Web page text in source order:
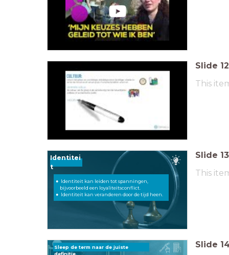
Slide 12
This
Identitei
t
Identiteit kan leiden tot spanningen,
bijvoorbeeld een loyaliteitsconflict.
Identiteit kan veranderen door de tijd heen.
Slide 13
This
Sleep de term naar de juiste
definitie.
Slide